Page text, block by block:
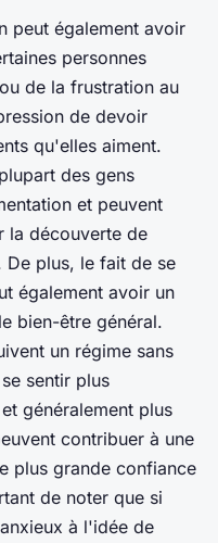
peut également avoir
personnes
de la frustration au
de devoir
qu'elles aiment.
des gens
et peuvent
la découverte de
De plus, le fait de se
également avoir un
bien-être général.
un régime sans
sentir plus
généralement plus
contribuer à une
plus grande confiance
de noter que si
à l'idée de